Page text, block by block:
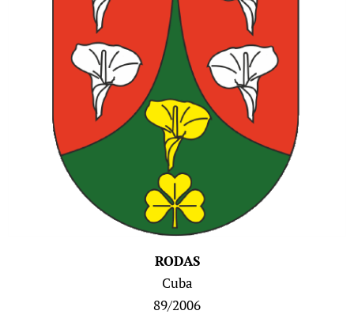
RODAS
Cuba
89/2006